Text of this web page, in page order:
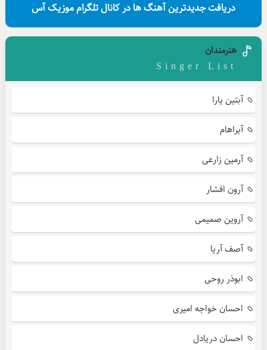
دریافت جدیدترین آهنگ ها در کانال تلگرام موزیک آس
هنرمندان
Singer List
آبتین یارا
آبراهام
آرمین زارعی
آرون افشار
آروین صمیمی
آصف آریا
ابوذر روحی
احسان خواجه امیری
احسان دریادل